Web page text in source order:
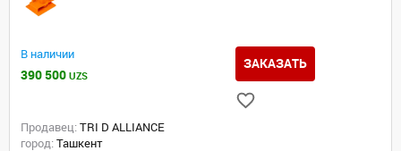
В наличии
390 500 UZS
ЗАКАЗАТЬ
Продавец: TRI D ALLIANCE
город: Ташкент